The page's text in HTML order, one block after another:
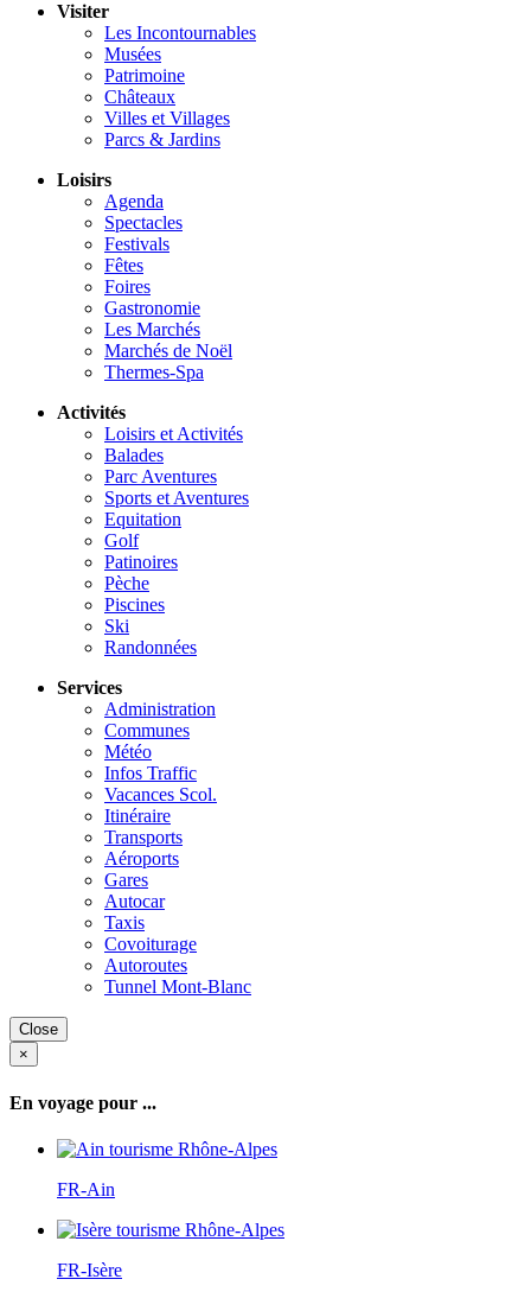
Visiter
Les Incontournables
Musées
Patrimoine
Châteaux
Villes et Villages
Parcs & Jardins
Loisirs
Agenda
Spectacles
Festivals
Fêtes
Foires
Gastronomie
Les Marchés
Marchés de Noël
Thermes-Spa
Activités
Loisirs et Activités
Balades
Parc Aventures
Sports et Aventures
Equitation
Golf
Patinoires
Pèche
Piscines
Ski
Randonnées
Services
Administration
Communes
Météo
Infos Traffic
Vacances Scol.
Itinéraire
Transports
Aéroports
Gares
Autocar
Taxis
Covoiturage
Autoroutes
Tunnel Mont-Blanc
Close
×
En voyage pour ...
FR-Ain
FR-Isère